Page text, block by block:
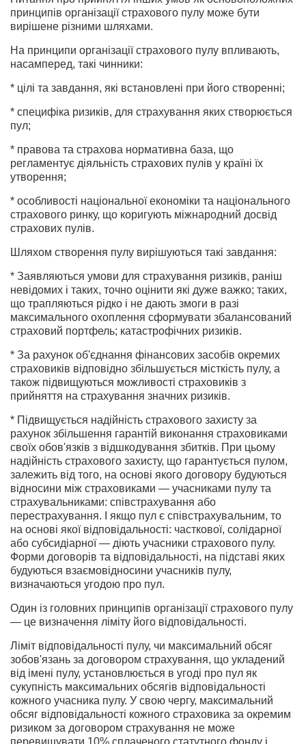
принципів організації страхового пулу може бути
вирішене різними шляхами.
На принципи організації страхового пулу впливають,
насамперед, такі чинники:
* цілі та завдання, які встановлені при його створенні;
* специфіка ризиків, для страхування яких створюється
пул;
* правова та страхова нормативна база, що
регламентує діяльність страхових пулів у країні їх
утворення;
* особливості національної економіки та національного
страхового ринку, що коригують міжнародний досвід
страхових пулів.
Шляхом створення пулу вирішуються такі завдання:
* Заявляються умови для страхування ризиків, раніш
невідомих і таких, точно оцінити які дуже важко; таких,
що трапляються рідко і не дають змоги в разі
максимального охоплення сформувати збалансований
страховий портфель; катастрофічних ризиків.
* За рахунок об'єднання фінансових засобів окремих
страховиків відповідно збільшується місткість пулу, а
також підвищуються можливості страховиків з
прийняття на страхування значних ризиків.
* Підвищується надійність страхового захисту за
рахунок збільшення гарантій виконання страховиками
своїх обов'язків з відшкодування збитків. При цьому
надійність страхового захисту, що гарантується пулом,
залежить від того, на основі якого договору будуються
відносини між страховиками — учасниками пулу та
страхувальниками: співстрахування або
перестрахування. І якщо пул є співстрахувальним, то
на основі якої відповідальності: часткової, солідарної
або субсидіарної — діють учасники страхового пулу.
Форми договорів та відповідальності, на підставі яких
будуються взаємовідносини учасників пулу,
визначаються угодою про пул.
Один із головних принципів організації страхового пулу
— це визначення ліміту його відповідальності.
Ліміт відповідальності пулу, чи максимальний обсяг
зобов'язань за договором страхування, що укладений
від імені пулу, установлюється в угоді про пул як
сукупність максимальних обсягів відповідальності
кожного учасника пулу. У свою чергу, максимальний
обсяг відповідальності кожного страховика за окремим
ризиком за договором страхування не може
перевищувати 10% сплаченого статутного фонду і